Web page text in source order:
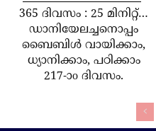
365 ദിവസം : 25 മിനിറ്റ്…
ഡാനിയേലച്ചനൊപ്പം
ബൈബിൾ വായിക്കാം,
ധ്യാനിക്കാം, പഠിക്കാം
217-ാo ദിവസം.